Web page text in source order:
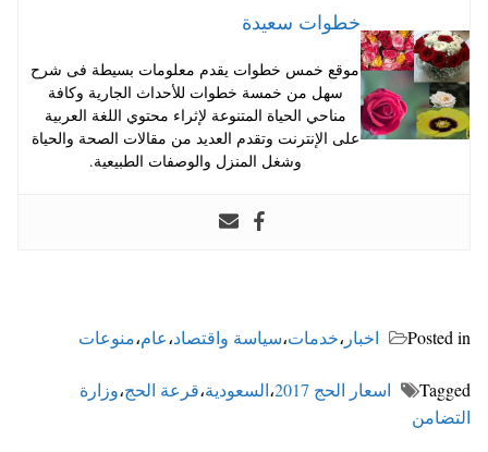
خطوات سعيدة
موقع خمس خطوات يقدم معلومات بسيطة فى شرح
سهل من خمسة خطوات للأحداث الجارية وكافة
مناحي الحياة المتنوعة لإثراء محتوي اللغة العربية
على الإنترنت وتقدم العديد من مقالات الصحة والحياة
وشغل المنزل والوصفات الطبيعية.
Posted in اخبار ،خدمات،سياسة واقتصاد،عام،منوعات
Tagged اسعار الحج 2017 ،السعودية،قرعة الحج،وزارة
التضامن